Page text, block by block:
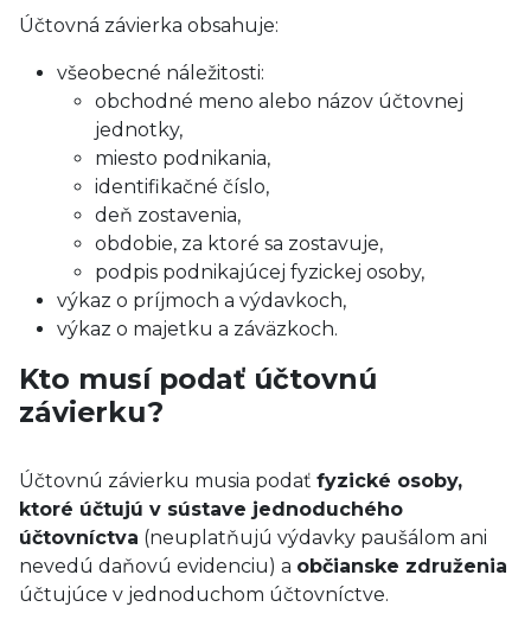
Účtovná závierka obsahuje:
všeobecné náležitosti:
obchodné meno alebo názov účtovnej
jednotky,
miesto podnikania,
identifikačné číslo,
deň zostavenia,
obdobie, za ktoré sa zostavuje,
podpis podnikajúcej fyzickej osoby,
výkaz o príjmoch a výdavkoch,
výkaz o majetku a záväzkoch.
Kto musí podať účtovnú
závierku?
Účtovnú závierku musia podať fyzické osoby,
ktoré účtujú v sústave jednoduchého
účtovníctva (neuplatňujú výdavky paušálom ani
nevedú daňovú evidenciu) a občianske združenia
účtujúce v jednoduchom účtovníctve.